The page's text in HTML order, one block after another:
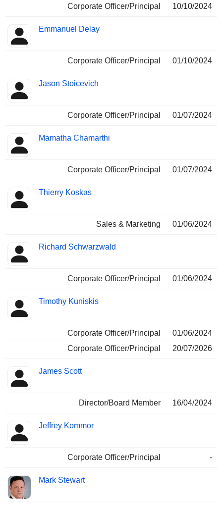
Corporate Officer/Principal 10/10/2024
Emmanuel Delay
Corporate Officer/Principal 01/10/2024
Jason Stoicevich
Corporate Officer/Principal 01/07/2024
Mamatha Chamarthi
Corporate Officer/Principal 01/07/2024
Thierry Koskas
Sales & Marketing 01/06/2024
Richard Schwarzwald
Corporate Officer/Principal 01/06/2024
Timothy Kuniskis
Corporate Officer/Principal
01/06/2024
Corporate Officer/Principal
20/07/2026
James Scott
Director/Board Member 16/04/2024
Jeffrey Kommor
Corporate Officer/Principal -
Mark Stewart